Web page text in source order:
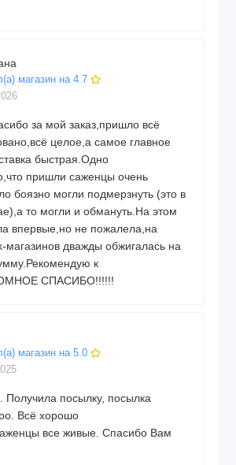
магазин на 4.7
за мой заказ,пришло всё
целое,а самое главное
быстрая.Одно
пришли саженцы очень
боязно могли подмерзнуть (это в
то могли и обмануть.На этом
впервые,но не пожалела,на
магазинов дважды обжигалась на
к
СПАСИБО!!!!!!
магазин на 5.0
Получила посылку, посылка
Всё хорошо
все живые. Спасибо Вам